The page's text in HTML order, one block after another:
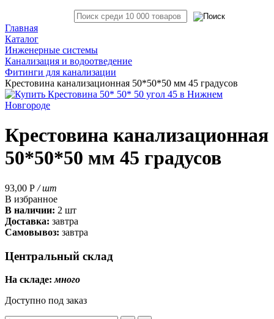
Главная
Каталог
Инженерные системы
Канализация и водоотведение
Фитинги для канализации
Крестовина канализационная 50*50*50 мм 45 градусов
Крестовина канализационная
50*50*50 мм 45 градусов
93,00 Р / шт
В избранное
В наличии: 2 шт
Доставка: завтра
Самовывоз: завтра
Центральный склад
На складе:много
Доступно под заказ